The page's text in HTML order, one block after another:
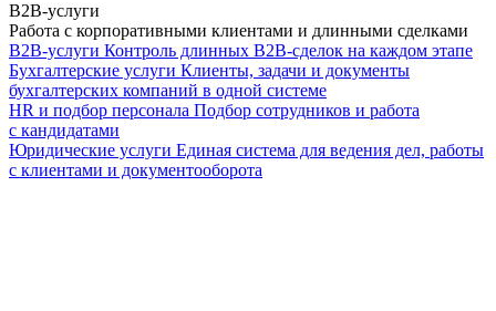
B2B-услуги
Работа с корпоративными клиентами и длинными сделками
B2B-услуги Контроль длинных B2B-сделок на каждом этапе
Бухгалтерские услуги Клиенты, задачи и документы
бухгалтерских компаний в одной системе
HR и подбор персонала Подбор сотрудников и работа
с кандидатами
Юридические услуги Единая система для ведения дел, работы
с клиентами и документооборота